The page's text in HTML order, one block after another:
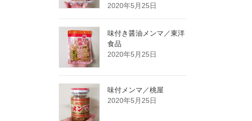
2020年5月25日
味付き醤油メンマ／東洋
食品
2020年5月25日
味付メンマ／桃屋
2020年5月25日